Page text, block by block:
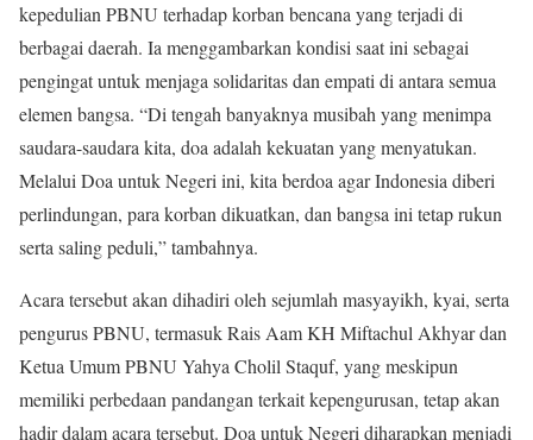
kepedulian PBNU terhadap korban bencana yang terjadi di
berbagai daerah. Ia menggambarkan kondisi saat ini sebagai
pengingat untuk menjaga solidaritas dan empati di antara semua
elemen bangsa. “Di tengah banyaknya musibah yang menimpa
saudara-saudara kita, doa adalah kekuatan yang menyatukan.
Melalui Doa untuk Negeri ini, kita berdoa agar Indonesia diberi
perlindungan, para korban dikuatkan, dan bangsa ini tetap rukun
serta saling peduli,” tambahnya.
Acara tersebut akan dihadiri oleh sejumlah masyayikh, kyai, serta
pengurus PBNU, termasuk Rais Aam KH Miftachul Akhyar dan
Ketua Umum PBNU Yahya Cholil Staquf, yang meskipun
memiliki perbedaan pandangan terkait kepengurusan, tetap akan
hadir dalam acara tersebut. Doa untuk Negeri diharapkan menjadi